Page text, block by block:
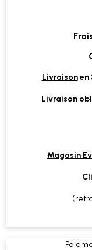
Livraisonen
Livraison
Magasin